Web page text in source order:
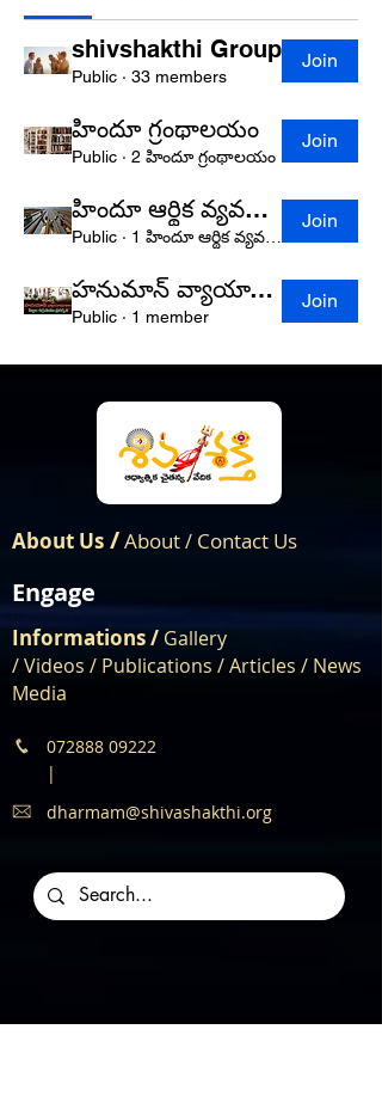
shivshakthi Group
Public · 33 members
Join
హిందూ గ్రంథాలయం
Public · 2 హిందూ గ్రంథాలయం
Join
హిందూ ఆర్థిక వ్యవస్థ నిర్మాణం (చేయూత)
Public · 1 హిందూ ఆర్థిక వ్యవస్థ నిర్మాణం (చేయూత)
Join
హనుమాన్ వ్యాయామశాల
Public · 1 member
Join
About Us /About/ Contact Us
Engage
Informations / Gallery
/Videos / Publications /Articles / News
Media
072888 09222
|
dharmam@shivashakthi.org